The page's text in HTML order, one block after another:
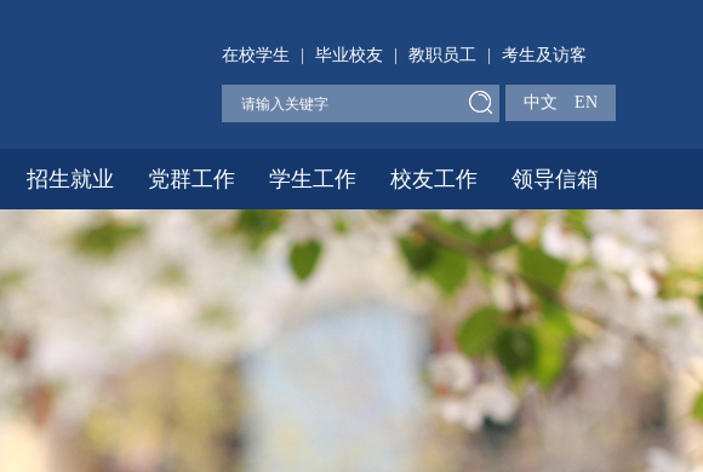
在校学生 毕业校友 教职员工 考生及访客
中文 EN
招生就业 党群工作 学生工作 校友工作 领导信箱